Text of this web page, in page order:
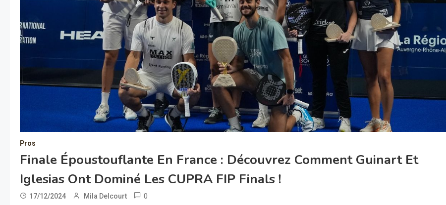
Pros
Finale Époustouflante En France : Découvrez Comment Guinart Et
Iglesias Ont Dominé Les CUPRA FIP Finals !
17/12/2024 Mila Delcourt 0